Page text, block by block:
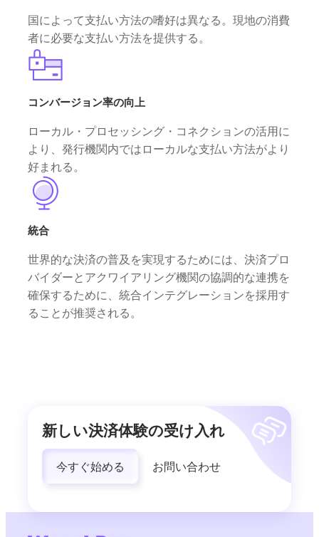
国によって支払い方法の嗜好は異なる。現地の消費
者に必要な支払い方法を提供する。
コンバージョン率の向上
ローカル・プロセッシング・コネクションの活用に
より、発行機関内ではローカルな支払い方法がより
好まれる。
統合
世界的な決済の普及を実現するためには、決済プロ
バイダーとアクワイアリング機関の協調的な連携を
確保するために、統合インテグレーションを採用す
ることが推奨される。
新しい決済体験の受け入れ
今すぐ始める お問い合わせ